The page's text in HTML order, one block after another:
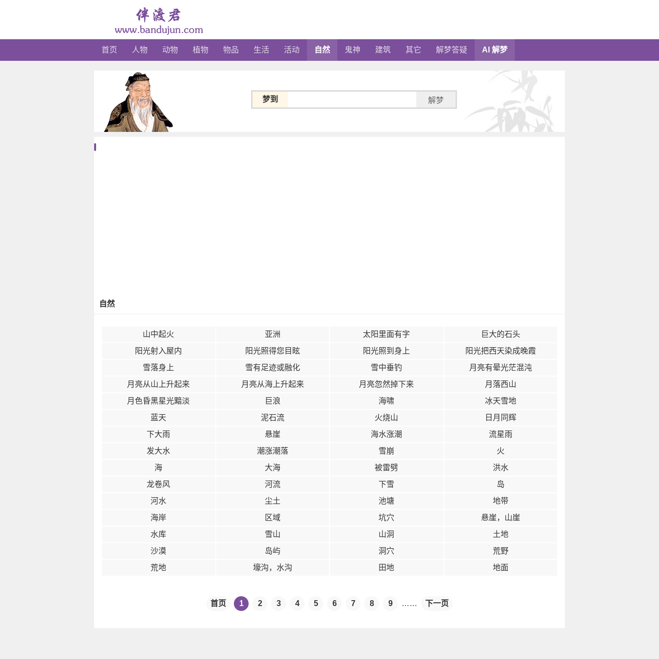
首页 人物 动物 植物 物品 生活 活动 自然 鬼神 建筑 其它 解梦答疑 AI 解梦
梦到 解梦
自然
山中起火 亚洲 太阳里面有字
巨大的石头
阳光射入屋内
阳光照得您目眩 阳光照到身上
阳光把西天染成晚霞
雪落身上
雪有足迹或融化 雪中垂钓
月亮有晕光茫混沌
月亮从山上升起来
月亮从海上升起来 月亮忽然掉下来
月落西山
月色昏黑星光黯淡
巨浪 海啸
冰天雪地
蓝天
泥石流 火烧山
日月同辉
下大雨
悬崖 海水涨潮
流星雨
发大水
潮涨潮落 雪崩
火
海
大海 被雷劈
洪水
龙卷风
河流 下雪
岛
河水
尘土 池塘
地带
海岸
区域 坑穴
悬崖，山崖
水库
雪山 山洞
土地
沙漠
岛屿 洞穴
荒野
荒地
壕沟，水沟 田地 地面
首页 1 2 3 4 5 6 7 8 9 …… 下一页